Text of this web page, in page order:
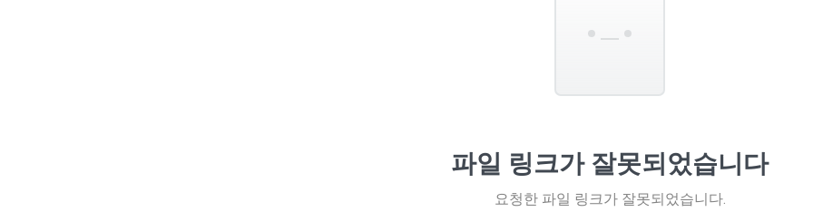
파일 링크가 잘못되었습니다
요청한 파일 링크가 잘못되었습니다.